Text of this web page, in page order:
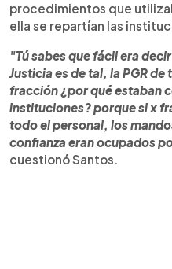
procedimientos que
ella se repartían las
"Tú sabes que fácil era
Justicia es de tal, la PGR
fracción ¿por qué estaban
instituciones? porque si x
todo el personal, los
confianza eran ocupados
cuestionó Santos.